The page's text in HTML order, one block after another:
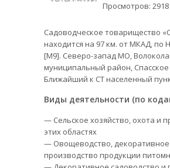
Просмотров: 2918
Садоводческое товарищество
находится на 97 км. от МКАД, по
[М9]. Северо-запад МО,
муниципальный район, Спасское
Ближайший к СТ населенный
Виды деятельности (по
— Сельское хозяйство, охота и
этих областях
— Овощеводство, декоративное
производство продукции